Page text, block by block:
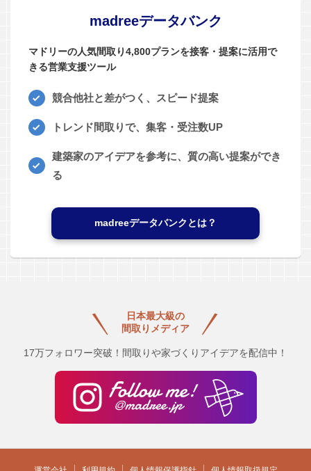
madreeデータバンク
マドリーの人気間取り4,800プランを接客・提案に活用で
きる営業支援ツール
競合他社と差がつく、スピード提案
トレンド間取りで、集客・受注数UP
建築家のアイデアを参考に、質の高い提案ができ
る
madreeデータバンクとは？
日本最大級の
間取りメディア
17万フォロワー突破！間取りや家づくりアイデアを配信中！